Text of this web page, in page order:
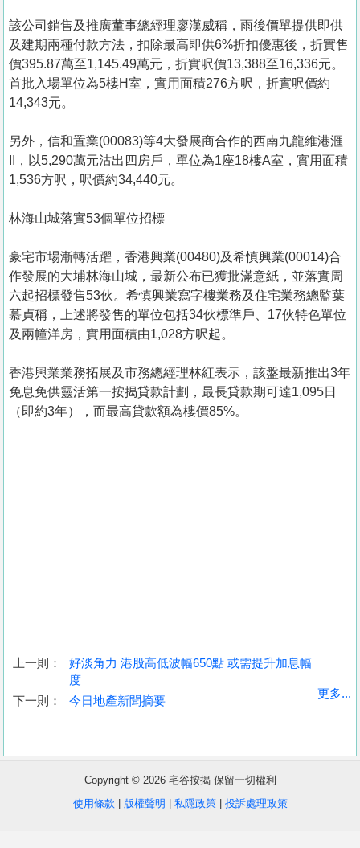
收
盤
該公司銷售及推廣董事總經理廖漢威稱，雨後價單提供即供
及建期兩種付款方法，扣除最高即供6%折扣優惠後，折實售
價395.87萬至1,145.49萬元，折實呎價13,388至16,336元。
首批入場單位為5樓H室，實用面積276方呎，折實呎價約
14,343元。
另外，信和置業(00083)等4大發展商合作的西南九龍維港滙
II，以5,290萬元沽出四房戶，單位為1座18樓A室，實用面積
1,536方呎，呎價約34,440元。
林海山城落實53個單位招標
豪宅市場漸轉活躍，香港興業(00480)及希慎興業(00014)合
作發展的大埔林海山城，最新公布已獲批滿意紙，並落實周
六起招標發售53伙。希慎興業寫字樓業務及住宅業務總監葉
慕貞稱，上述將發售的單位包括34伙標準戶、17伙特色單位
及兩幢洋房，實用面積由1,028方呎起。
香港興業業務拓展及市務總經理林紅表示，該盤最新推出3年
免息免供靈活第一按揭貸款計劃，最長貸款期可達1,095日
（即約3年），而最高貸款額為樓價85%。
上一則：
好淡角力 港股高低波幅650點 或需提升加息幅
度
下一則：
今日地產新聞摘要
更多...
Copyright © 2026 宅谷按揭 保留一切權利
使用條款
版權聲明 私隱政策| 投訴處理政策